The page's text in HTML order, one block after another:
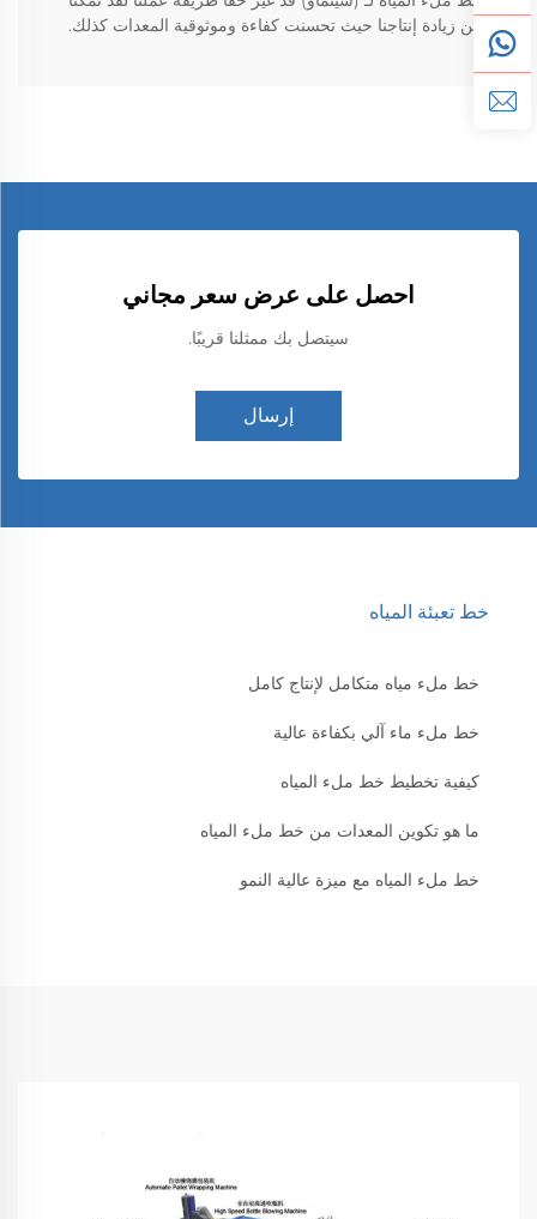
من زيادة إنتاجنا حيث تحسنت كفاءة وموثوقية المعدات كذلك.
احصل على عرض سعر مجاني
سيتصل بك ممثلنا قريبًا.
إرسال
خط تعبئة المياه
خط ملء مياه متكامل لإنتاج كامل
خط ملء ماء آلي بكفاءة عالية
كيفية تخطيط خط ملء المياه
ما هو تكوين المعدات من خط ملء المياه
خط ملء المياه مع ميزة عالية النمو